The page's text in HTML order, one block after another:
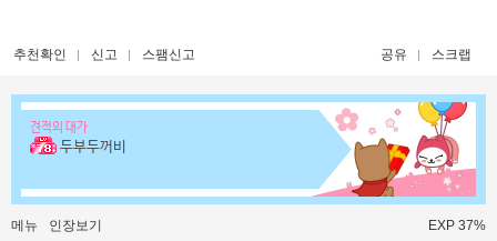
추천확인 신고 스팸신고 공유 스크랩
견적의 대가
두부두꺼비
메뉴 인장보기 EXP 37%